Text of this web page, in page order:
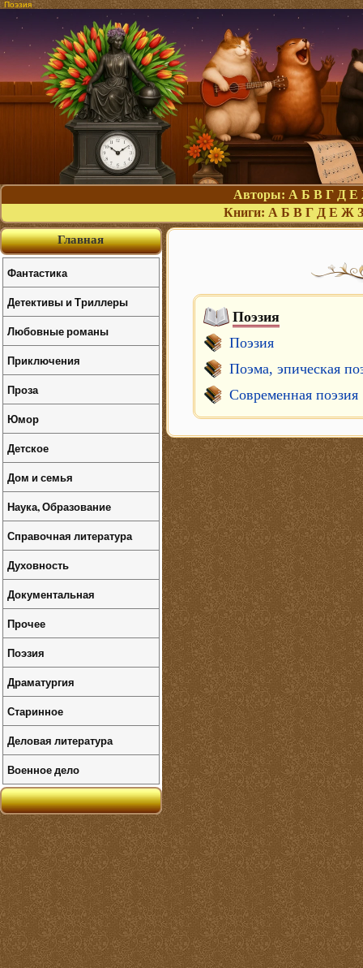
Поэзия
Авторы: А Б В Г Д Е
Книги: А Б В Г Д Е Ж З
Поэзия
Поэзия
Поэма, эпическая
Современная поэзия
Главная
Фантастика
Детективы и Триллеры
Любовные романы
Приключения
Проза
Юмор
Детское
Дом и семья
Наука, Образование
Справочная литература
Духовность
Документальная
Прочее
Поэзия
Драматургия
Старинное
Деловая литература
Военное дело